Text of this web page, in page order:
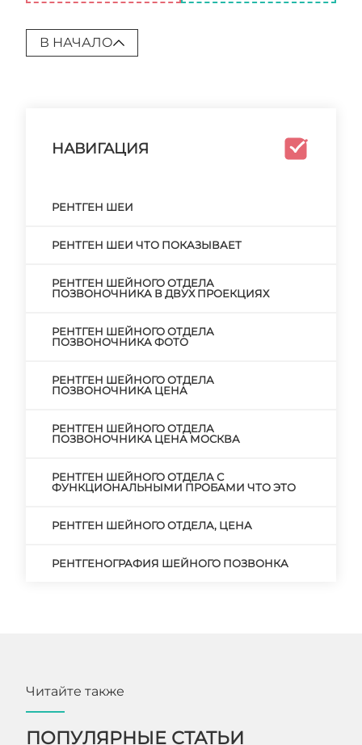
В НАЧАЛО
НАВИГАЦИЯ
РЕНТГЕН ШЕИ
РЕНТГЕН ШЕИ ЧТО ПОКАЗЫВАЕТ
РЕНТГЕН ШЕЙНОГО ОТДЕЛА
ПОЗВОНОЧНИКА В ДВУХ ПРОЕКЦИЯХ
РЕНТГЕН ШЕЙНОГО ОТДЕЛА
ПОЗВОНОЧНИКА ФОТО
РЕНТГЕН ШЕЙНОГО ОТДЕЛА
ПОЗВОНОЧНИКА ЦЕНА
РЕНТГЕН ШЕЙНОГО ОТДЕЛА
ПОЗВОНОЧНИКА ЦЕНА МОСКВА
РЕНТГЕН ШЕЙНОГО ОТДЕЛА С
ФУНКЦИОНАЛЬНЫМИ ПРОБАМИ ЧТО ЭТО
РЕНТГЕН ШЕЙНОГО ОТДЕЛА, ЦЕНА
РЕНТГЕНОГРАФИЯ ШЕЙНОГО ПОЗВОНКА
Читайте также
ПОПУЛЯРНЫЕ СТАТЬИ